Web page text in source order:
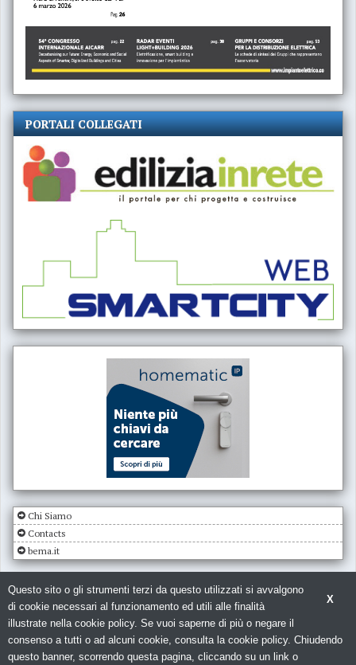
PORTALI COLLEGATI
Chi Siamo
Contacts
bema.it
© Copyright 2026. Impianto Elettrico - N.ro Iscrizione ROC 5836 -
policy
X
Questo sito o gli strumenti terzi da questo utilizzati si avvalgono
di cookie necessari al funzionamento ed utili alle finalità
illustrate nella cookie policy. Se vuoi saperne di più o negare il
consenso a tutti o ad alcuni cookie, consulta la cookie policy. Chiudendo
questo banner, scorrendo questa pagina, cliccando su un link o